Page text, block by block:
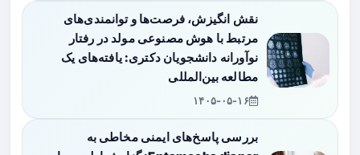
نقش انگیزش، فرصت‌ها و توانمندی‌های
مرتبط با هوش مصنوعی مولد در رفتار
نوآورانه دانشجویان دکتری: یافته‌های یک
مطالعه بین‌المللی
۱۴۰۵-۰۵-۱۶
بررسی پاسخ‌های ایمنی مخاطی به